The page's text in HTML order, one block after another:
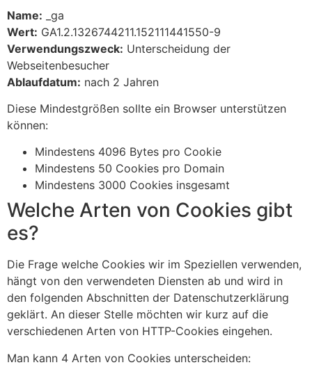
Name: _ga
Wert: GA1.2.1326744211.152111441550-9
Verwendungszweck: Unterscheidung der
Webseitenbesucher
Ablaufdatum: nach 2 Jahren
Diese Mindestgrößen sollte ein Browser unterstützen
können:
Mindestens 4096 Bytes pro Cookie
Mindestens 50 Cookies pro Domain
Mindestens 3000 Cookies insgesamt
Welche Arten von Cookies gibt
es?
Die Frage welche Cookies wir im Speziellen verwenden,
hängt von den verwendeten Diensten ab und wird in
den folgenden Abschnitten der Datenschutzerklärung
geklärt. An dieser Stelle möchten wir kurz auf die
verschiedenen Arten von HTTP-Cookies eingehen.
Man kann 4 Arten von Cookies unterscheiden: